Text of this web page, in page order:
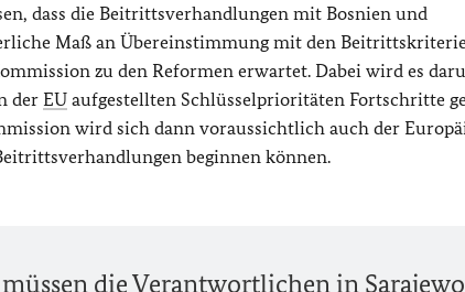
dass die Beitrittsverhandlungen mit Bosnien und
Maß an Übereinstimmung mit den
zu den Reformen erwartet. Dabei wird es
der EU aufgestellten Schlüsselprioritäten Fortschritte
wird sich dann voraussichtlich auch der
beginnen können.
müssen die Verantwortlichen in